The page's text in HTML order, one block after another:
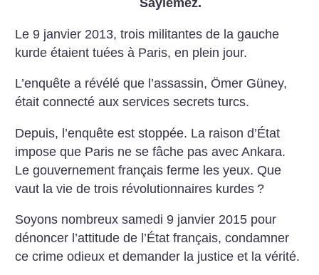
Saylemez.
Le 9 janvier 2013, trois militantes de la gauche
kurde étaient tuées à Paris, en plein jour.
L’enquête a révélé que l’assassin, Ömer Güney,
était connecté aux services secrets turcs.
Depuis, l’enquête est stoppée. La raison d’État
impose que Paris ne se fâche pas avec Ankara.
Le gouvernement français ferme les yeux. Que
vaut la vie de trois révolutionnaires kurdes ?
Soyons nombreux samedi 9 janvier 2015 pour
dénoncer l’attitude de l’État français, condamner
ce crime odieux et demander la justice et la vérité.